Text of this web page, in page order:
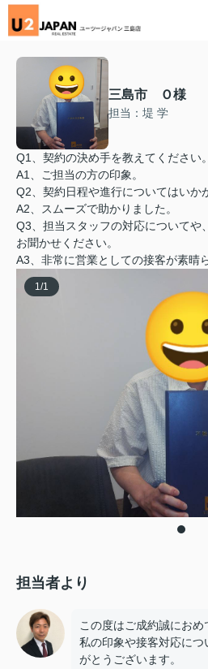
三島市 Ｏ様
担当：堤 学
Q1、契約の決め手を教えてください。
A1、ご担当の方の印象。
Q2、契約日程や進行についてはいか
A2、スムーズで助かりました。
Q3、担当スタッフの対応についてや
お聞かせください。
A3、非常に営業としての接客が素晴
1/1
担当者より
この度はご成約誠におめ
私の印象や接客対応につ
がとうございます。